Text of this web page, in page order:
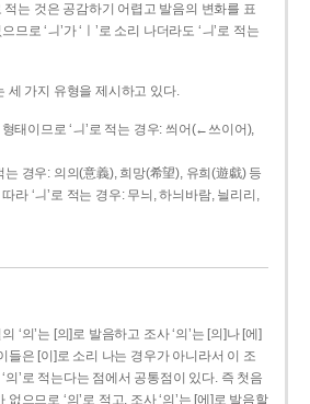
적는 것은 공감하기 어렵고 발음의 변화를 표
므로 ‘ㅢ’가 ‘ㅣ’로 소리 나더라도 ‘ㅢ’로 적는
세 가지 유형을 제시하고 있다.
태이므로 ‘ㅢ’로 적는 경우: 씌어(←쓰이어),
는 경우: 의의(意義), 희망(希望), 유희(遊戱) 등
라 ‘ㅢ’로 적는 경우: 무늬, 하늬바람, 늴리리,
‘의’는 [의]로 발음하고 조사 ‘의’는 [의]나 [에]
들은 [이]로 소리 나는 경우가 아니라서 이 조
의’로 적는다는 점에서 공통점이 있다. 즉 첫음
없으므로 ‘의’로 적고, 조사 ‘의’는 [에]로 발음할